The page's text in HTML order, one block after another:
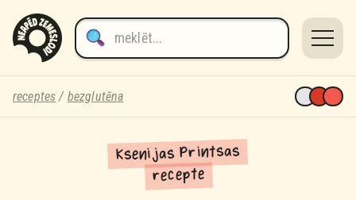
receptes / bezglutēna
Ksenijas Printsas
recepte